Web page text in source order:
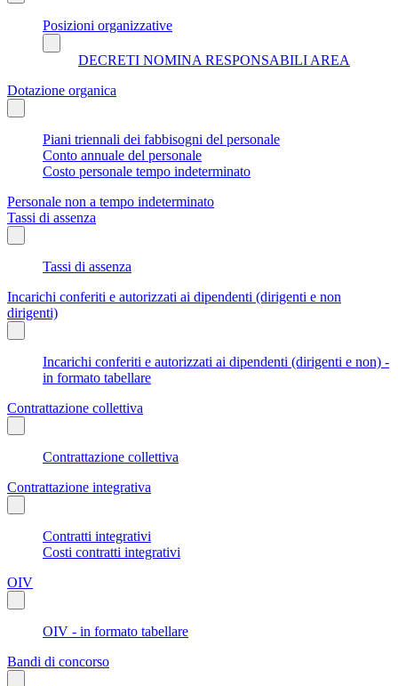
Posizioni organizzative
DECRETI NOMINA RESPONSABILI AREA
Dotazione organica
Piani triennali dei fabbisogni del personale
Conto annuale del personale
Costo personale tempo indeterminato
Personale non a tempo indeterminato
Tassi di assenza
Tassi di assenza
Incarichi conferiti e autorizzati ai dipendenti (dirigenti e non
dirigenti)
Incarichi conferiti e autorizzati ai dipendenti (dirigenti e non) -
in formato tabellare
Contrattazione collettiva
Contrattazione collettiva
Contrattazione integrativa
Contratti integrativi
Costi contratti integrativi
OIV
OIV - in formato tabellare
Bandi di concorso